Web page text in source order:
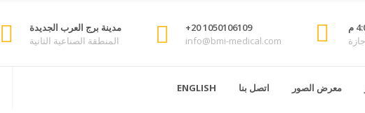
مدينة برج العرب الجديدة
المنطقة الصناعية الثانية
1050106109 20+
info@bmi-medical.com
ENGLISH اتصل بنا معرض الصور سرير يدوي – BED 3MB5B1